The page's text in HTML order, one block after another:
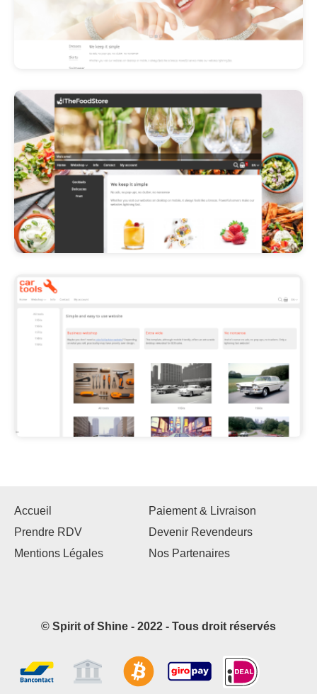
Accueil
Paiement & Livraison
Prendre RDV
Devenir Revendeurs
Mentions Légales
Nos Partenaires
© Spirit of Shine - 2022 - Tous droit réservés